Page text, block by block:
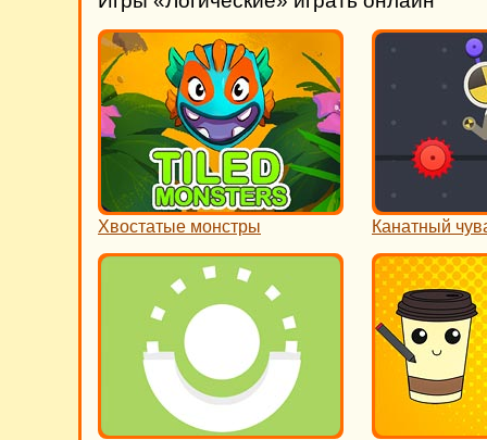
Хвостатые монстры Канатный